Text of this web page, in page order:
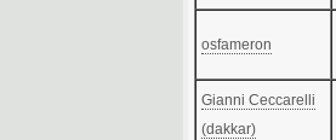
osfameron
Gianni Ceccarelli
(‎dakkar‎)